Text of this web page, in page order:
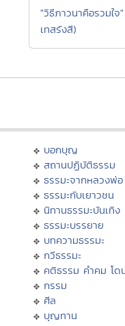
"วิธีภาวนาคือรวมใ
เทสรังสี)
บอกบุญ
สถานปฏิบัติธรรม
ธรรมะจากหลวงพ่อ
ธรรมะกับเยาวชน
นิทานธรรมะบันเทิง
ธรรมะบรรยาย
บทความธรรมะ
กวีธรรมะ
คติธรรม คำคม โด
กรรม
ศีล
บุญทาน